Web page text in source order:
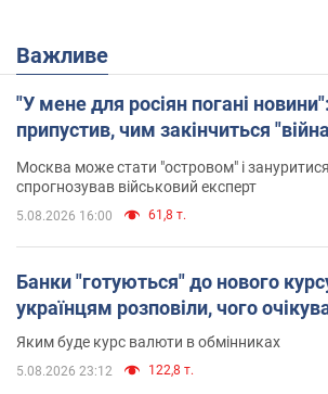
Важливе
"У мене для росіян погані
припустив, чим закінчиться
Москва може стати "островом" і
спрогнозував військовий експерт
5.08.2026 16:00 61,8 т.
Банки "готуються" до нового
українцям розповіли, чого
Яким буде курс валюти в обмінниках
5.08.2026 23:12 122,8 т.